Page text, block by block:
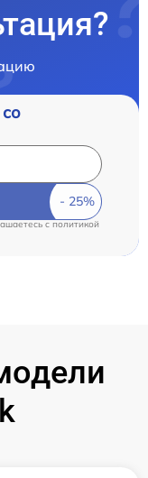
c политикой